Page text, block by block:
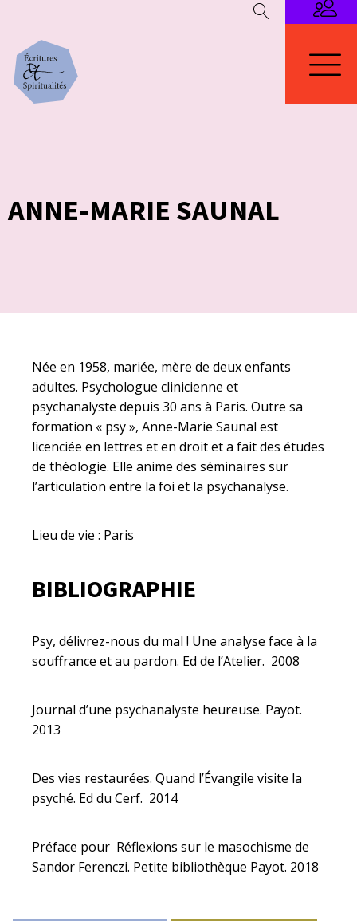
ANNE-MARIE SAUNAL
Née en 1958, mariée, mère de deux enfants
adultes. Psychologue clinicienne et
psychanalyste depuis 30 ans à Paris. Outre sa
formation « psy », Anne-Marie Saunal est
licenciée en lettres et en droit et a fait des études
de théologie. Elle anime des séminaires sur
l’articulation entre la foi et la psychanalyse.
Lieu de vie : Paris
BIBLIOGRAPHIE
Psy, délivrez-nous du mal ! Une analyse face à la
souffrance et au pardon. Ed de l’Atelier. 2008
Journal d’une psychanalyste heureuse. Payot.
2013
Des vies restaurées. Quand l’Évangile visite la
psyché. Ed du Cerf. 2014
Préface pour Réflexions sur le masochisme de
Sandor Ferenczi. Petite bibliothèque Payot. 2018